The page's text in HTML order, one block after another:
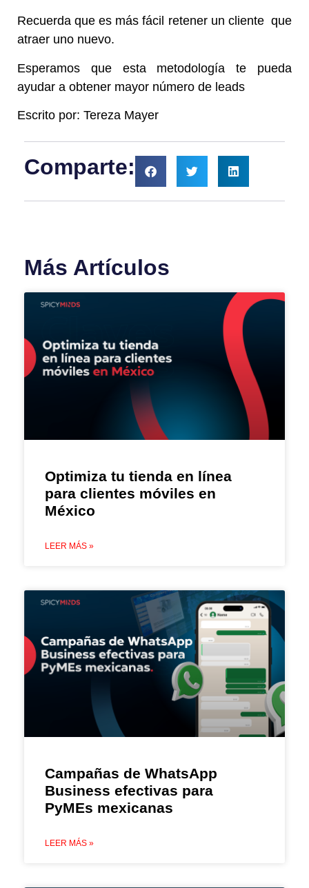
Recuerda que es más fácil retener un cliente que
atraer uno nuevo.
Esperamos que esta metodología te pueda
ayudar a obtener mayor número de leads
Escrito por: Tereza Mayer
Comparte:
Más Artículos
Optimiza tu tienda en línea
para clientes móviles en
México
LEER MÁS »
Campañas de WhatsApp
Business efectivas para
PyMEs mexicanas
LEER MÁS »